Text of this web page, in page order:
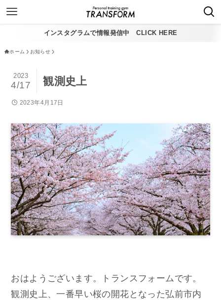
インスタグラムで情報発信中 CLICK HERE
ホーム お知らせ
観測史上
2023
4/17
2023年4月17日
おはようございます。トランスフォームです。
観測史上、一番早い桜の開花となった弘前市内